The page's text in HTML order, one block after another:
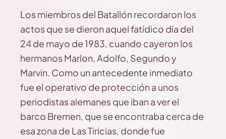
Los miembros del Batallón recordaron los
actos que se dieron aquel fatídico día del
24 de mayo de 1983, cuando cayeron los
hermanos Marlon, Adolfo, Segundo y
Marvin. Como un antecedente inmediato
fue el operativo de protección a unos
periodistas alemanes que iban a ver el
barco Bremen, que se encontraba cerca de
esa zona de Las Tiricias, donde fue